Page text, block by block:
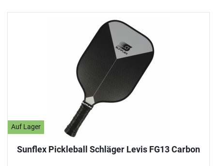
Auf Lager
Sunflex Pickleball Schläger Levis FG13 Carbon